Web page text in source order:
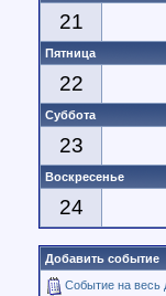
21
Пятница
22
Суббота
23
Воскресенье
24
Добавить событие
Событие на весь